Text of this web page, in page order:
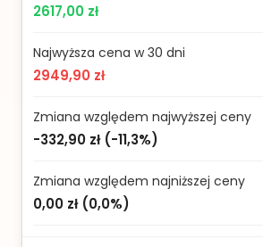
2617,00 zł
Najwyższa cena w 30 dni
2949,90 zł
Zmiana względem najwyższej ceny
-332,90 zł(-11,3%)
Zmiana względem najniższej ceny
0,00 zł(0,0%)